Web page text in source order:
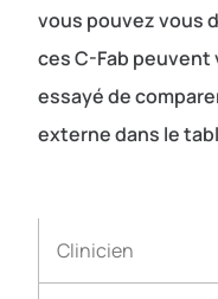
vous pouvez vous
ces C-Fab peuvent
essayé de
externe dans le
Clinicien